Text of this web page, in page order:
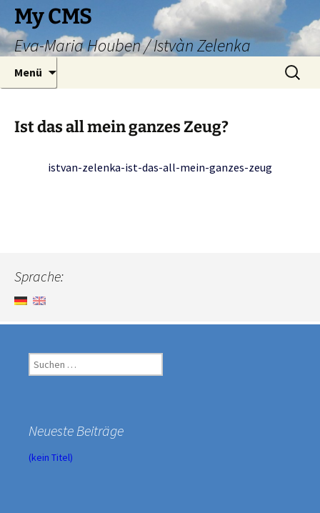
Zum
Inhalt
springen
My CMS
Eva-Maria Houben / Istvàn Zelenka
Menü
Suche
nach:
Ist das all mein ganzes Zeug?
istvan-zelenka-ist-das-all-mein-ganzes-zeug
Sprache:
Suche
nach:
Neueste Beiträge
(kein Titel)